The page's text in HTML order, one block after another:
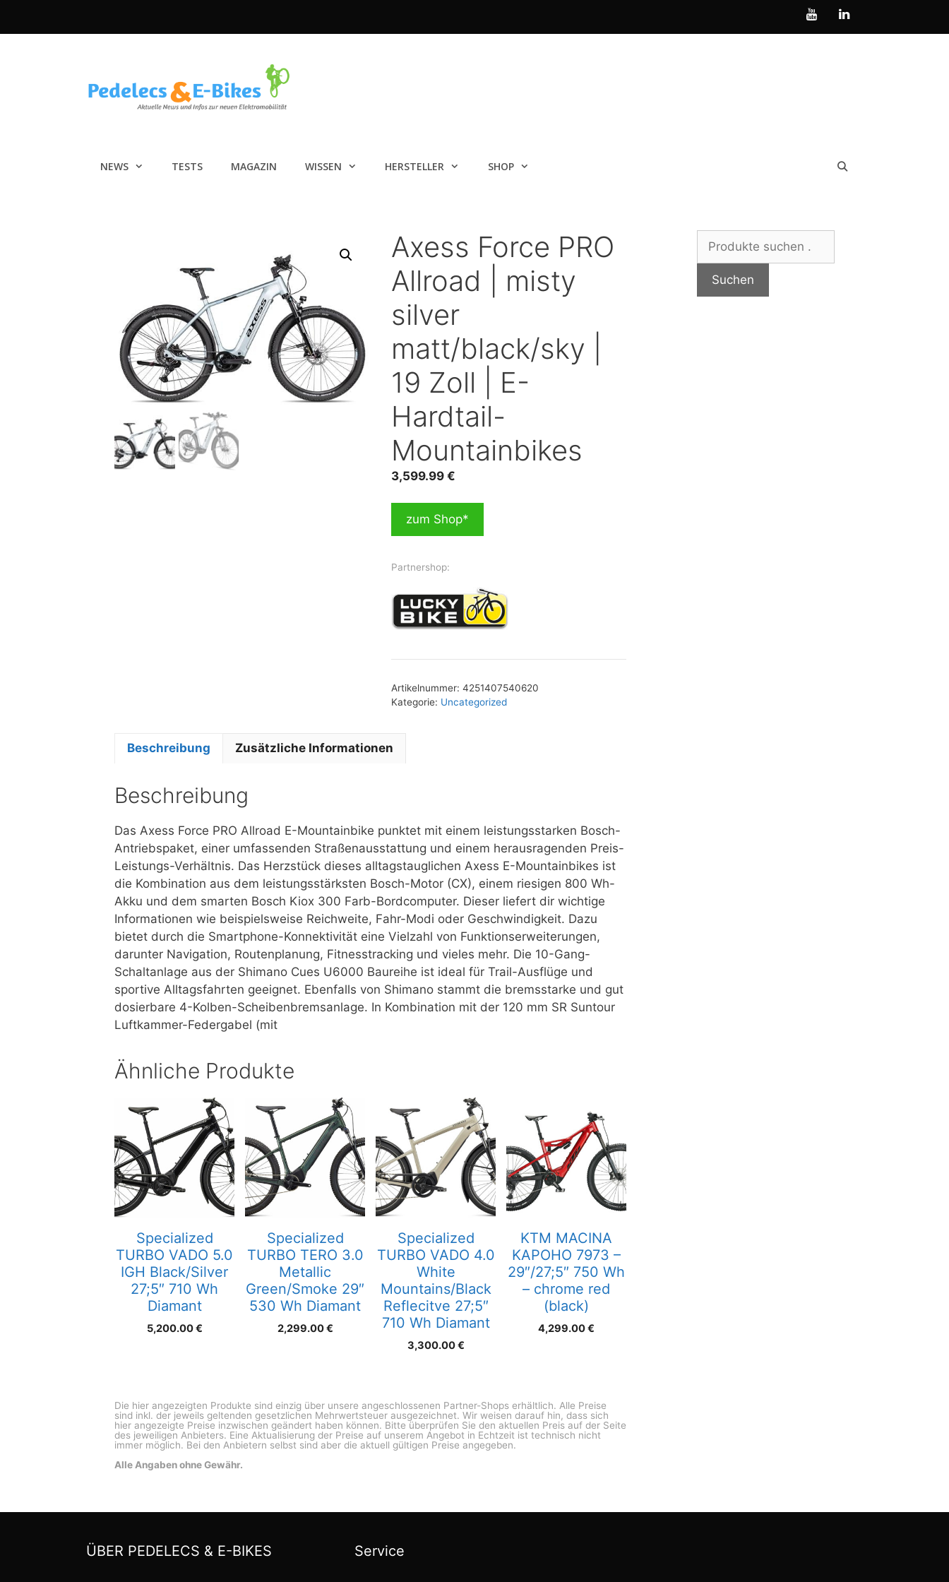
NEWS TESTS MAGAZIN WISSEN HERSTELLER SHOP
Axess Force PRO
Allroad | misty
silver
matt/black/sky |
19 Zoll | E-
Hardtail-
Mountainbikes
3,599.99 €
zum Shop*
Partnershop:
Artikelnummer: 4251407540620
Kategorie: Uncategorized
Beschreibung Zusätzliche Informationen
Beschreibung
Das Axess Force PRO Allroad E-Mountainbike punktet mit einem leistungsstarken Bosch-
Antriebspaket, einer umfassenden Straßenausstattung und einem herausragenden Preis-
Leistungs-Verhältnis. Das Herzstück dieses alltagstauglichen Axess E-Mountainbikes ist
die Kombination aus dem leistungsstärksten Bosch-Motor (CX), einem riesigen 800 Wh-
Akku und dem smarten Bosch Kiox 300 Farb-Bordcomputer. Dieser liefert dir wichtige
Informationen wie beispielsweise Reichweite, Fahr-Modi oder Geschwindigkeit. Dazu
bietet durch die Smartphone-Konnektivität eine Vielzahl von Funktionserweiterungen,
darunter Navigation, Routenplanung, Fitnesstracking und vieles mehr. Die 10-Gang-
Schaltanlage aus der Shimano Cues U6000 Baureihe ist ideal für Trail-Ausflüge und
sportive Alltagsfahrten geeignet. Ebenfalls von Shimano stammt die bremsstarke und gut
dosierbare 4-Kolben-Scheibenbremsanlage. In Kombination mit der 120 mm SR Suntour
Luftkammer-Federgabel (mit
Ähnliche Produkte
Specialized
TURBO VADO 5.0
IGH Black/Silver
27;5″ 710 Wh
Diamant
5,200.00€
Specialized
TURBO TERO 3.0
Metallic
Green/Smoke 29″
530 Wh Diamant
2,299.00€
Specialized
TURBO VADO 4.0
White
Mountains/Black
Reflecitve 27;5″
710 Wh Diamant
3,300.00€
KTM MACINA
KAPOHO 7973 –
29″/27;5″ 750 Wh
– chrome red
(black)
4,299.00€
Die hier angezeigten Produkte sind einzig über unsere angeschlossenen Partner-Shops erhältlich. Alle Preise
sind inkl. der jeweils geltenden gesetzlichen Mehrwertsteuer ausgezeichnet. Wir weisen darauf hin, dass sich
hier angezeigte Preise inzwischen geändert haben können. Bitte überprüfen Sie den aktuellen Preis auf der Seite
des jeweiligen Anbieters. Eine Aktualisierung der Preise auf unserem Angebot in Echtzeit ist technisch nicht
immer möglich. Bei den Anbietern selbst sind aber die aktuell gültigen Preise angegeben.
Alle Angaben ohne Gewähr.
nach:
Suchen
ÜBER PEDELECS & E-BIKES Service